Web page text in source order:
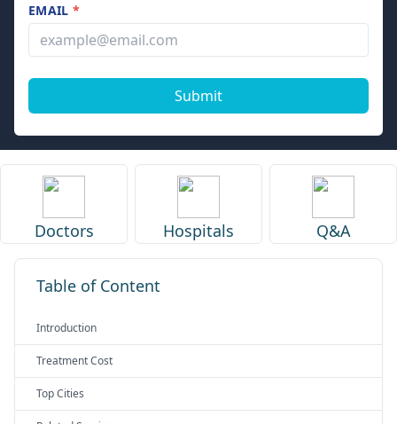
EMAIL*
Submit
Doctors Hospitals Q&A
Table of Content
Introduction
Treatment Cost
Top Cities